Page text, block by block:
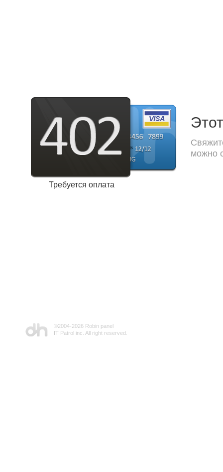
Требуется оплата
можно
©2004-2026 Robin panel
IT Patrol inc. All right reserved.